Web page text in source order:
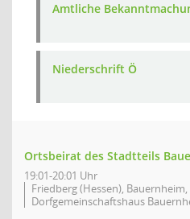
Amtliche
Niederschrift Ö
Ortsbeirat des Stadtteils
19:01-20:01 Uhr
Friedberg (Hessen), Bauernheim,
Dorfgemeinschaftshaus